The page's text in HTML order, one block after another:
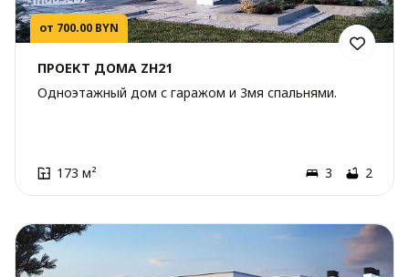
от 700.00 BYN
ПРОЕКТ ДОМА ZH21
Одноэтажный дом с гаражом и 3мя спальнями.
173 м² 3 2